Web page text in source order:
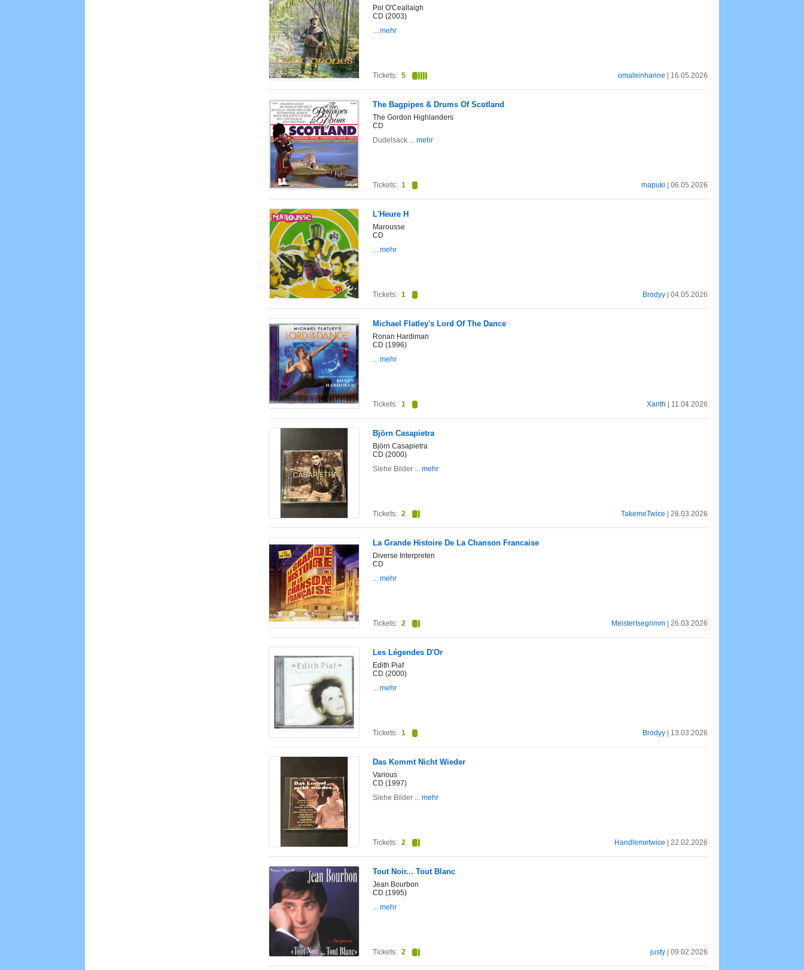
Pol O'Ceallaigh
CD (2003)
... mehr
omaleinhanne | 16.05.2026
Tickets: 5
The Bagpipes & Drums Of Scotland
The Gordon Highlanders
CD
Dudelsack ... mehr
mapuki | 06.05.2026
Tickets: 1
L'Heure H
Marousse
CD
... mehr
Brodyy | 04.05.2026
Tickets: 1
Michael Flatley's Lord Of The Dance
Ronan Hardiman
CD (1996)
... mehr
Xanth | 11.04.2026
Tickets: 1
Björn Casapietra
Björn Casapietra
CD (2000)
Siehe Bilder ... mehr
TakemeTwice | 28.03.2026
Tickets: 2
La Grande Histoire De La Chanson Francaise
Diverse Interpreten
CD
... mehr
MeisterIsegrimm | 26.03.2026
Tickets: 2
Les Légendes D'Or
Edith Piaf
CD (2000)
... mehr
Brodyy | 13.03.2026
Tickets: 1
Das Kommt Nicht Wieder
Various
CD (1997)
Siehe Bilder ... mehr
Handlemetwice | 22.02.2026
Tickets: 2
Tout Noir... Tout Blanc
Jean Bourbon
CD (1995)
... mehr
justy | 09.02.2026
Tickets: 2